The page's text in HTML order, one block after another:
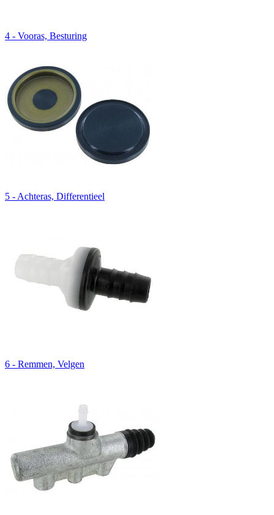
4 - Vooras, Besturing
5 - Achteras, Differentieel
6 - Remmen, Velgen